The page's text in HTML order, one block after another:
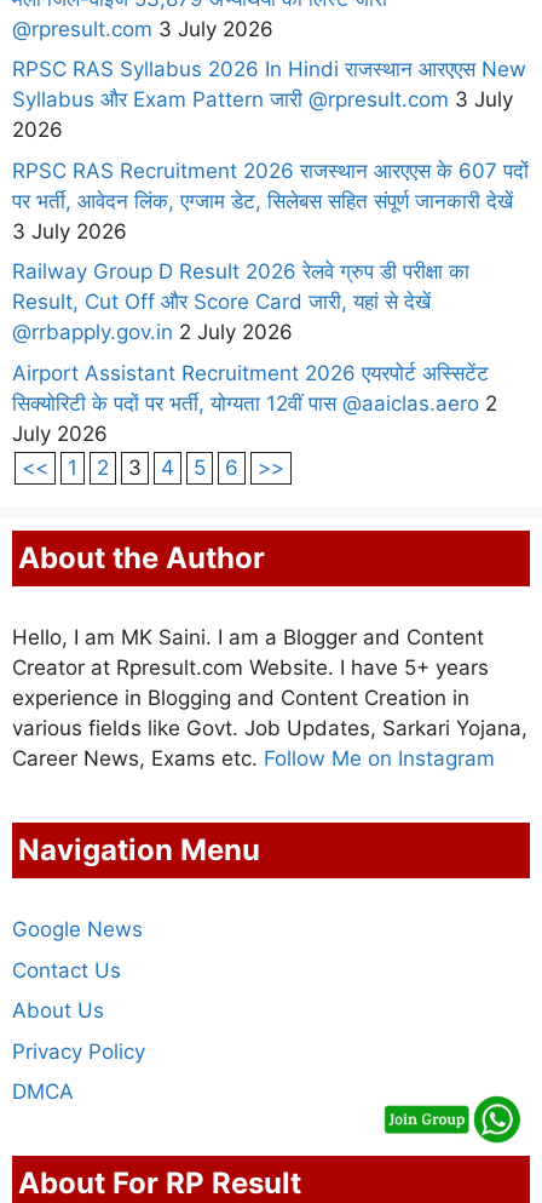
@rpresult.com 3 July 2026
RPSC RAS Syllabus 2026 In Hindi राजस्थान आरएएस New
Syllabus और Exam Pattern जारी @rpresult.com 3 July
2026
RPSC RAS Recruitment 2026 राजस्थान आरएएस के 607 पदों
पर भर्ती, आवेदन लिंक, एग्जाम डेट, सिलेबस सहित संपूर्ण जानकारी देखें
3 July 2026
Railway Group D Result 2026 रेलवे ग्रुप डी परीक्षा का
Result, Cut Off और Score Card जारी, यहां से देखें
@rrbapply.gov.in 2 July 2026
Airport Assistant Recruitment 2026 एयरपोर्ट अस्सिटेंट
सिक्योरिटी के पदों पर भर्ती, योग्यता 12वीं पास @aaiclas.aero 2
July 2026
<<
1 2 3 4 5 6 >>
About the Author
Hello, I am MK Saini. I am a Blogger and Content
Creator at Rpresult.com Website. I have 5+ years
experience in Blogging and Content Creation in
various fields like Govt. Job Updates, Sarkari Yojana,
Career News, Exams etc. Follow Me on Instagram
Navigation Menu
Google News
Contact Us
About Us
Privacy Policy
DMCA
About For RP Result